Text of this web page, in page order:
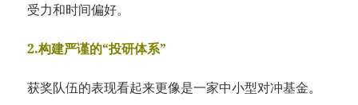
受力和时间偏好。
2.构建严谨的“投研体系”
获奖队伍的表现看起来更像是一家中小型对冲基金。